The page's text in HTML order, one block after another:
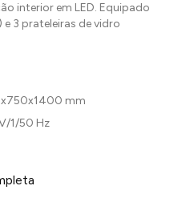
interior em LED. Equipado
3 prateleiras de vidro
mm
1/50 Hz